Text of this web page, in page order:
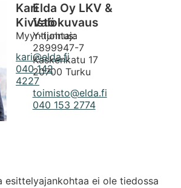
Kari
Kivistö
Myyntijohtaja
kari@elda.fi
040 142
4227
Elda Oy LKV &
Valokuvaus
Y-tunnus:
2899947-7
Kaskenkatu 17
20700 Turku
toimisto@elda.fi
040 153 2774
esittelyajankohtaa ei ole tiedossa